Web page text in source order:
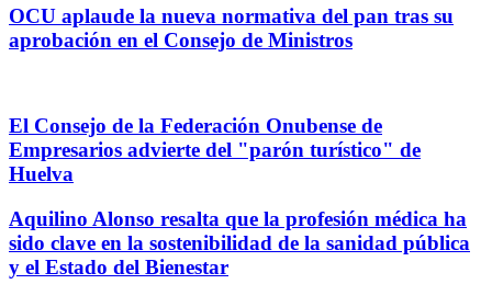
OCU aplaude la nueva normativa del pan tras su
aprobación en el Consejo de Ministros
El Consejo de la Federación Onubense de
Empresarios advierte del "parón turístico" de
Huelva
Aquilino Alonso resalta que la profesión médica ha
sido clave en la sostenibilidad de la sanidad pública
y el Estado del Bienestar